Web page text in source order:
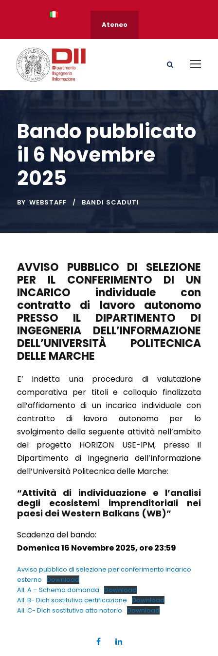
Ateneo
Bando pubblicato
il 6 Novembre
2025
BY WEBSTAFF BANDI SCADUTI
AVVISO PUBBLICO DI SELEZIONE
PER IL CONFERIMENTO DI UN
INCARICO individuale con
contratto di lavoro autonomo
PRESSO IL DIPARTIMENTO DI
INGEGNERIA DELL’INFORMAZIONE
DELL’UNIVERSITÀ POLITECNICA
DELLE MARCHE
E’ indetta una procedura di valutazione
comparativa per titoli e colloquio finalizzata
all’affidamento di un incarico individuale con
contratto di lavoro autonomo per lo
svolgimento della seguente attività nell’ambito
del progetto HORIZON USE-IPM, presso il
Dipartimento di Ingegneria dell’Informazione
dell’Università Politecnica delle Marche:
“Attività di individuazione e l’analisi
degli ecosistemi imprenditoriali nei
paesi dei Western Balkans (WB)”
Scadenza del bando:
Domenica 16 Novembre 2025, ore 23:59
Avviso pubblico di selezione per conferimento incarico
esterno
Download
All. A – Schema domanda
Download
All. B- Dich sostitutiva certificazione
Download
All. C- Dich sostitutiva atto notorio
Download